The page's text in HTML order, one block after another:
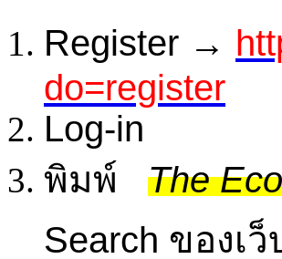
Register →
do=register
Log-in
พิมพ์ The
Search ของเว็